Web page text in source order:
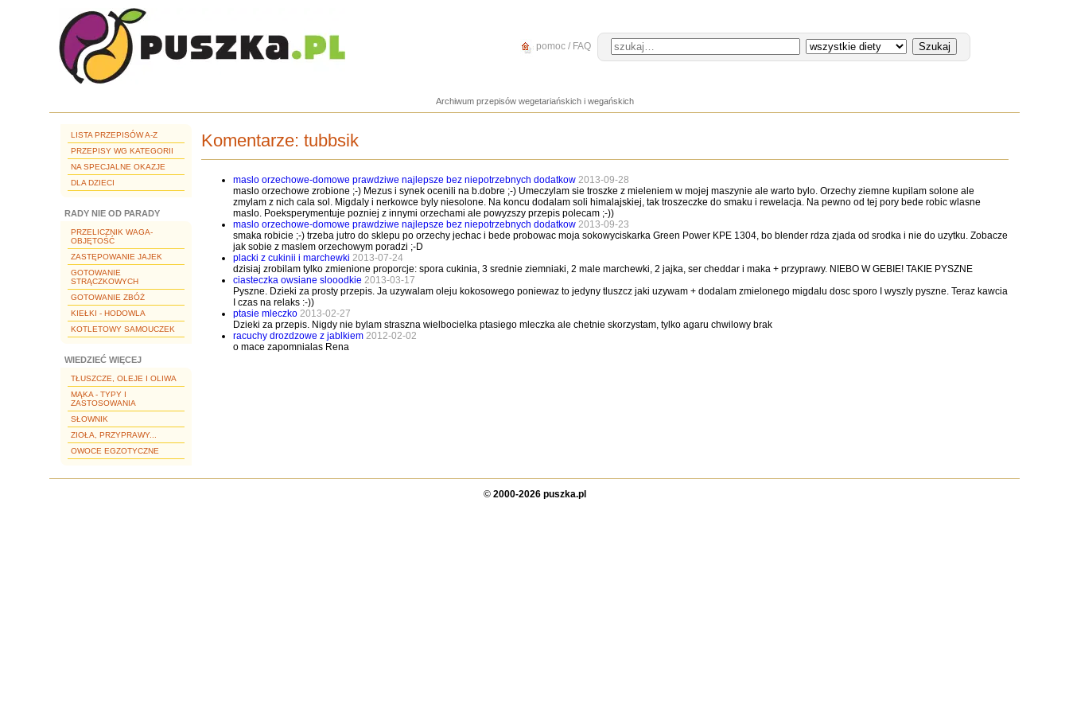
pomoc / FAQ
Archiwum przepisów wegetariańskich i wegańskich
LISTA PRZEPISÓW A-Z
PRZEPISY WG KATEGORII
NA SPECJALNE OKAZJE
DLA DZIECI
RADY NIE OD PARADY
PRZELICZNIK WAGA-
OBJĘTOŚĆ
ZASTĘPOWANIE JAJEK
GOTOWANIE
STRĄCZKOWYCH
GOTOWANIE ZBÓŻ
KIEŁKI - HODOWLA
KOTLETOWY SAMOUCZEK
WIEDZIEĆ WIĘCEJ
TŁUSZCZE, OLEJE I OLIWA
MĄKA - TYPY I
ZASTOSOWANIA
SŁOWNIK
ZIOŁA, PRZYPRAWY...
OWOCE EGZOTYCZNE
Komentarze: tubbsik
maslo orzechowe-domowe prawdziwe najlepsze bez niepotrzebnych dodatkow 2013-09-28
maslo orzechowe zrobione ;-) Mezus i synek ocenili na b.dobre ;-) Umeczylam sie troszke z mieleniem w mojej maszynie ale warto bylo. Orzechy ziemne kupilam solone ale
zmylam z nich cala sol. Migdaly i nerkowce byly niesolone. Na koncu dodalam soli himalajskiej, tak troszeczke do smaku i rewelacja. Na pewno od tej pory bede robic wlasne
maslo. Poeksperymentuje pozniej z innymi orzechami ale powyzszy przepis polecam ;-))
maslo orzechowe-domowe prawdziwe najlepsze bez niepotrzebnych dodatkow 2013-09-23
smaka robicie ;-) trzeba jutro do sklepu po orzechy jechac i bede probowac moja sokowyciskarka Green Power KPE 1304, bo blender rdza zjada od srodka i nie do uzytku. Zobacze
jak sobie z maslem orzechowym poradzi ;-D
placki z cukinii i marchewki 2013-07-24
dzisiaj zrobilam tylko zmienione proporcje: spora cukinia, 3 srednie ziemniaki, 2 male marchewki, 2 jajka, ser cheddar i maka + przyprawy. NIEBO W GEBIE! TAKIE PYSZNE
ciasteczka owsiane slooodkie 2013-03-17
Pyszne. Dzieki za prosty przepis. Ja uzywalam oleju kokosowego poniewaz to jedyny tluszcz jaki uzywam + dodalam zmielonego migdalu dosc sporo I wyszly pyszne. Teraz kawcia
I czas na relaks :-))
ptasie mleczko 2013-02-27
Dzieki za przepis. Nigdy nie bylam straszna wielbocielka ptasiego mleczka ale chetnie skorzystam, tylko agaru chwilowy brak
racuchy drozdzowe z jablkiem 2012-02-02
o mace zapomnialas Rena
© 2000-2026 puszka.pl